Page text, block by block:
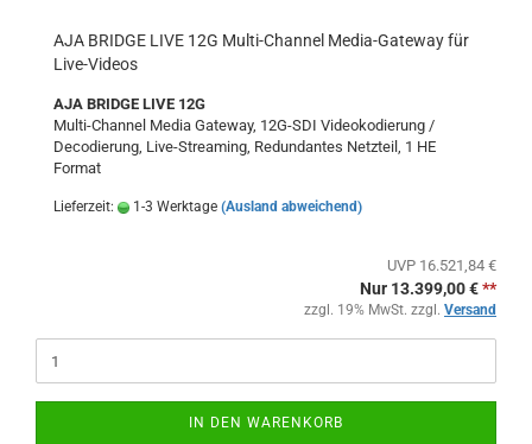
AJA BRIDGE LIVE 12G Multi-Channel Media-Gateway für
Live-Videos
AJA BRIDGE LIVE 12G
Multi-Channel Media Gateway, 12G-SDI Videokodierung /
Decodierung, Live-Streaming, Redundantes Netzteil, 1 HE
Format
Lieferzeit: 1-3 Werktage (Ausland abweichend)
UVP 16.521,84 €
Nur 13.399,00 €**
zzgl. 19% MwSt. zzgl. Versand
IN DEN WARENKORB